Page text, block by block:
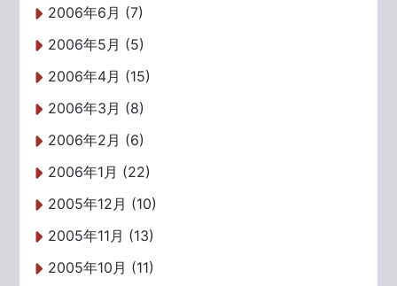
2006年6月 (7)
2006年5月 (5)
2006年4月 (15)
2006年3月 (8)
2006年2月 (6)
2006年1月 (22)
2005年12月 (10)
2005年11月 (13)
2005年10月 (11)